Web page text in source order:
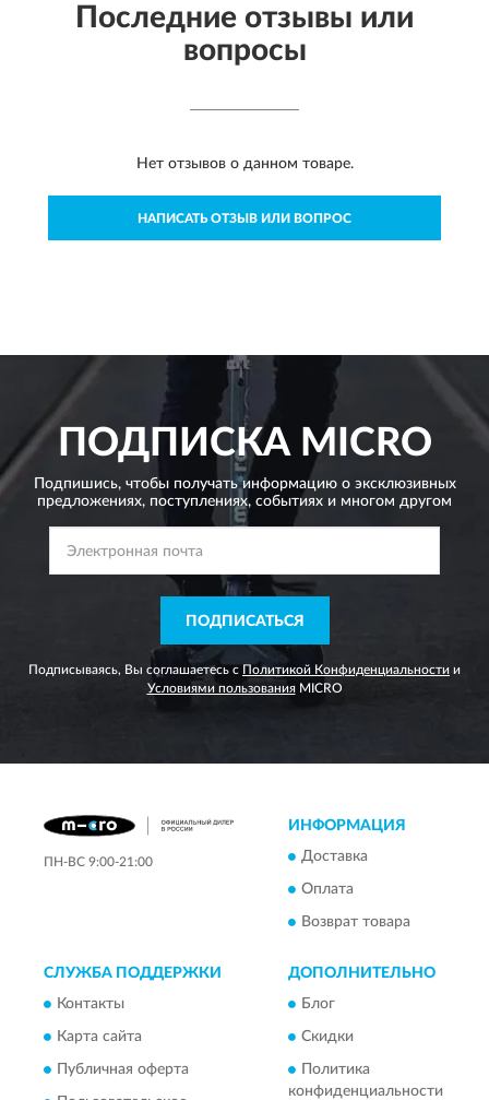
Последние отзывы или
вопросы
Нет отзывов о данном товаре.
НАПИСАТЬ ОТЗЫВ ИЛИ ВОПРОС
ПОДПИСКАMICRO
Подпишись, чтобы получать информацию о эксклюзивных
предложениях, поступлениях, событиях и многом другом
ПОДПИСАТЬСЯ
Подписываясь, Вы соглашаетесь с Политикой Конфиденциальности и
Условиями пользованияMICRO
ПН-ВС 9:00-21:00
ИНФОРМАЦИЯ
Доставка
Оплата
Возврат товара
СЛУЖБА ПОДДЕРЖКИ
Контакты
Карта сайта
Публичная оферта
ДОПОЛНИТЕЛЬНО
Блог
Скидки
Политика
конфиденциальности